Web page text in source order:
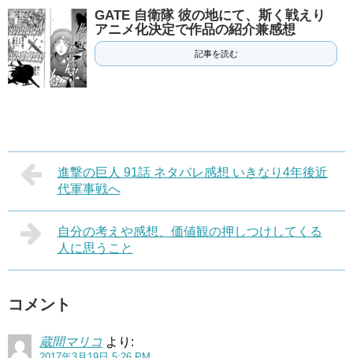
GATE 自衛隊 彼の地にて、斯く戦えり
アニメ化決定で作品の紹介兼感想
記事を読む
進撃の巨人 91話 ネタバレ感想 いきなり4年後近
代軍事戦へ
自分の考えや感想、価値観の押しつけしてくる
人に思うこと
コメント
蔵間マリコ より: